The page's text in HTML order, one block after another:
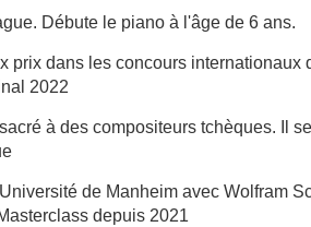
Débute le piano à l'âge de 6 ans.
prix dans les concours
2022
à des compositeurs tchèques. Il
de Manheim avec Wolfram
depuis 2021